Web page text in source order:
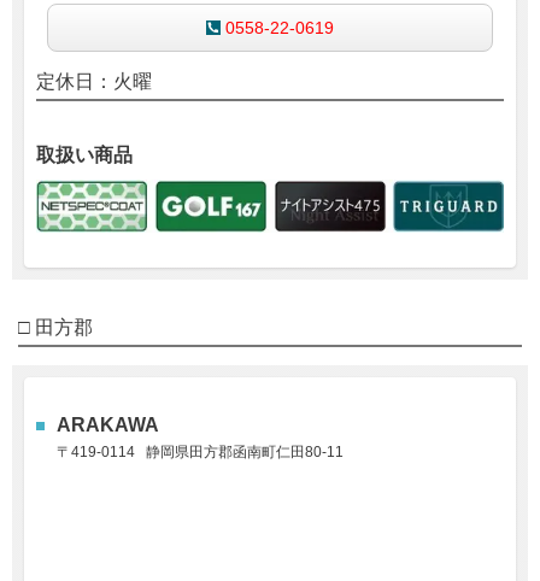
0558-22-0619
定休日：火曜
取扱い商品
□ 田方郡
ARAKAWA
〒419-0114 静岡県田方郡函南町仁田80-11